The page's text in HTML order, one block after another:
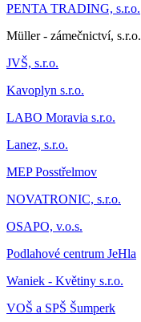
PENTA TRADING, s.r.o.
Müller - zámečnictví, s.r.o.
JVŠ, s.r.o.
Kavoplyn s.r.o.
LABO Moravia s.r.o.
Lanez, s.r.o.
MEP Posstřelmov
NOVATRONIC, s.r.o.
OSAPO, v.o.s.
Podlahové centrum JeHla
Waniek - Květiny s.r.o.
VOŠ a SPŠ Šumperk